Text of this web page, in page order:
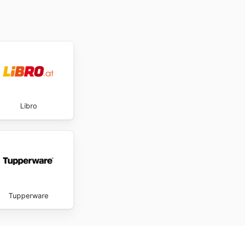
Libro
Tupperware